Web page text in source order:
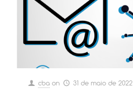
cba on 31 de maio de 2022